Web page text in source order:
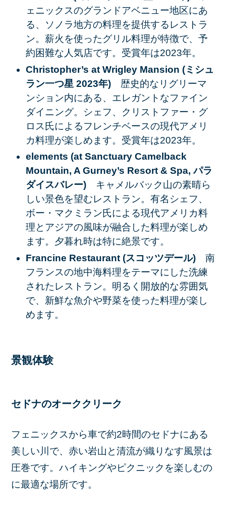
ェニックスのグランドアベニュー地区にあ
る、ソノラ地方の料理を提供するレストラ
ン。薪火を使ったグリル料理が特徴で、予
約困難な人気店です。受賞年は2023年。
Christopher’s at Wrigley Mansion (ミシュ
ラン一つ星 2023年) 歴史的なリグリーマ
ンション内にある、エレガントなファイン
ダイニング。シェフ、クリストファー・グ
ロス氏によるフレンチベースの現代アメリ
カ料理が楽しめます。受賞年は2023年。
elements (at Sanctuary Camelback
Mountain, A Gurney’s Resort & Spa, パラ
ダイスバレー)
キャメルバック山の素晴ら
しい景色を望むレストラン。有名シェフ、
ボー・マクミラン氏による現代アメリカ料
理とアジアの風味が融合した料理が楽しめ
ます。夕暮れ時は特に絶景です。
Francine Restaurant (スコッツデール) 南
フランスの地中海料理をテーマにした洗練
されたレストラン。明るく開放的な雰囲気
で、新鮮な魚介や野菜を使った料理が楽し
めます。
景観体験
セドナのオーククリーク
フェニックスから車で約2時間のセドナにある
美しい川で、赤い岩山と清流が織りなす風景は
圧巻です。​ハイキングやピクニックを楽しむの
に最適な場所です。​